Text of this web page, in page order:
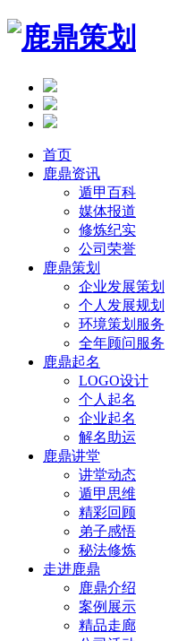
首页
鹿鼎资讯
遁甲百科
媒体报道
修炼纪实
公司荣誉
鹿鼎策划
企业发展策划
个人发展规划
环境策划服务
全年顾问服务
鹿鼎起名
LOGO设计
个人起名
企业起名
解名助运
鹿鼎讲堂
讲堂动态
遁甲思维
精彩回顾
弟子感悟
秘法修炼
走进鹿鼎
鹿鼎介绍
案例展示
精品走廊